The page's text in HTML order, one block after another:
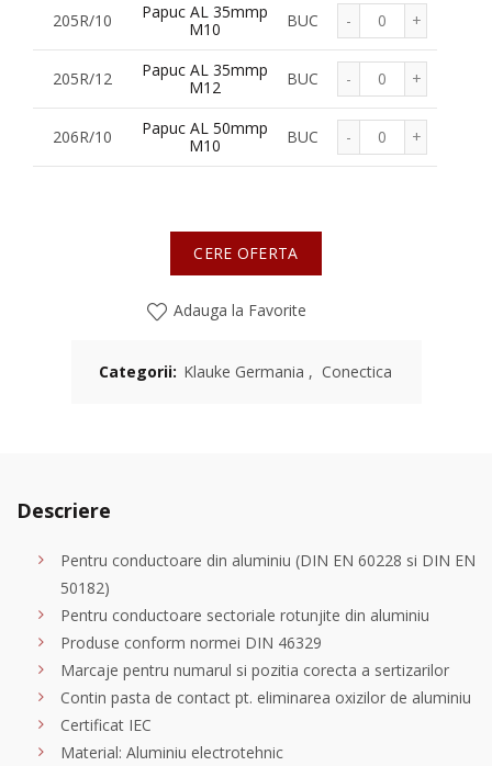
205R/10
Papuc AL 35mmp
M10
BUC
205R/12
Papuc AL 35mmp
M12
BUC
206R/10
Papuc AL 50mmp
M10
BUC
Papuc AL 70mmp
M10
BUC
Papuc AL 70mmp
M12
BUC
208R/10
Papuc AL 95mmp
M10
BUC
M12
209R/16
M16
210R/12
Papuc AL 150mmp
M12
BUC
210R/16
Papuc AL 150mmp
CERE OFERTA
Adauga la Favorite
Categorii: Klauke Germania , Conectica
Descriere
Pentru conductoare din aluminiu (DIN EN 60228 si DIN EN
50182)
Pentru conductoare sectoriale rotunjite din aluminiu
Produse conform normei DIN 46329
Marcaje pentru numarul si pozitia corecta a sertizarilor
Contin pasta de contact pt. eliminarea oxizilor de aluminiu
Certificat IEC
Material: Aluminiu electrotehnic